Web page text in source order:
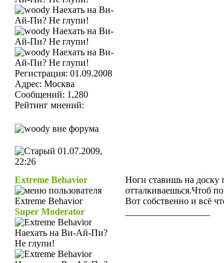
Регистрация: 01.09.2008
Адрес: Москва
Сообщений: 1,280
Рейтинг мнений:
01.07.2009,
22:26
Extreme Behavior
Super Moderator
Ноги ставишь на доску
отталкиваешься.Чтоб
Вот собственно и всё